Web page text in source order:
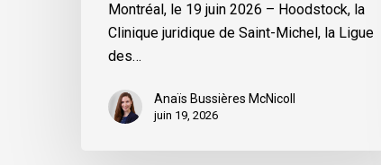
Québec
Montréal, le 19 juin 2026 – Hoodstock, la
Clinique juridique de Saint-Michel, la Ligue
des…
Anaïs Bussières McNicoll
juin 19, 2026